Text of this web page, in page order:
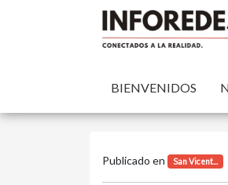
BIENVENIDOS
Publicado en San Vicent...